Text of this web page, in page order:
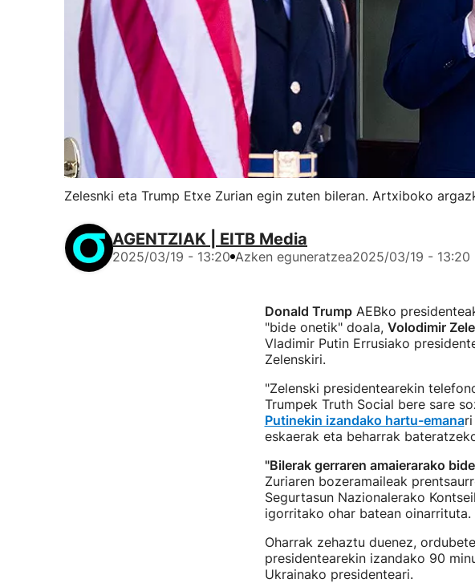
Zelesnki eta Trump Etxe Zurian egin zuten bileran. Artxiboko
AGENTZIAK | EITB Media
2025/03/19 - 13:20 Azken eguneratzea2025/03/19 - 13:20
Donald TrumpAEBko
"bide onetik" doala, Volodimir
Vladimir Putin Errusiako
Zelenskiri.
"Zelenski presidentearekin
Trumpek Truth Social bere sare
Putinekin izandako hartu-emanari
eskaerak eta beharrak
"Bilerak gerraren amaierarako
Zuriaren bozeramaileak
Segurtasun Nazionalerako
igorritako ohar batean oinarrituta.
Oharrak zehaztu duenez,
presidentearekin izandako 90
Ukrainako presidenteari.